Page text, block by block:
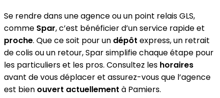
Se rendre dans une agence ou un point relais GLS,
comme Spar, c’est bénéficier d’un service rapide et
proche. Que ce soit pour un dépôt express, un retrait
de colis ou un retour, Spar simplifie chaque étape pour
les particuliers et les pros. Consultez les horaires
avant de vous déplacer et assurez-vous que l’agence
est bien ouvert actuellement à Pamiers.